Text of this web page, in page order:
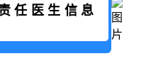
任医生信息